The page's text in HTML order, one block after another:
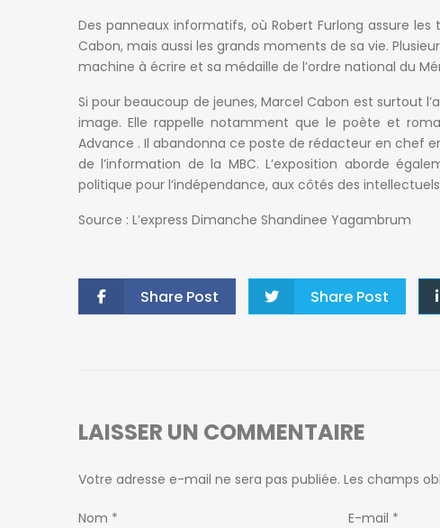
Des panneaux informatifs, où Robert Furlong assure
Cabon, mais aussi les grands moments de sa vie.
machine à écrire et sa médaille de l’ordre national du
Si pour beaucoup de jeunes, Marcel Cabon est surtout
image. Elle rappelle notamment que le poète et
Advance . Il abandonna ce poste de rédacteur en chef
de l’information de la MBC. L’exposition aborde
politique pour l’indépendance, aux côtés des
Source : L’express Dimanche Shandinee Yagambrum
Share Post Share Post
LAISSER UN COMMENTAIRE
Votre adresse e-mail ne sera pas publiée. Les champs
Nom * E-mail *